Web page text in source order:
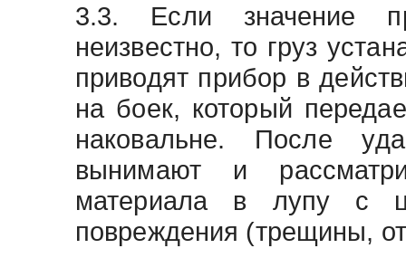
3.3. Если значение
неизвестно, то груз
приводят прибор в
на боек, который
наковальне. После
вынимают и
материала в лупу с
повреждения (трещины,